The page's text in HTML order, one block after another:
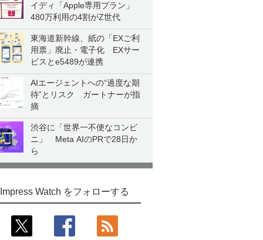
イディ「Apple専用プラン」
480万利用の4割がZ世代
東海道新幹線、紙の「EXご利
用票」廃止・電子化 EXサー
ビスとe5489が連携
AIエージェントへの“過度な期
待”とリスク ガートナーが指
摘
渋谷に「世界一不便なコンビ
ニ」 Meta AIのPRで28日か
ら
Impress Watch をフォローする